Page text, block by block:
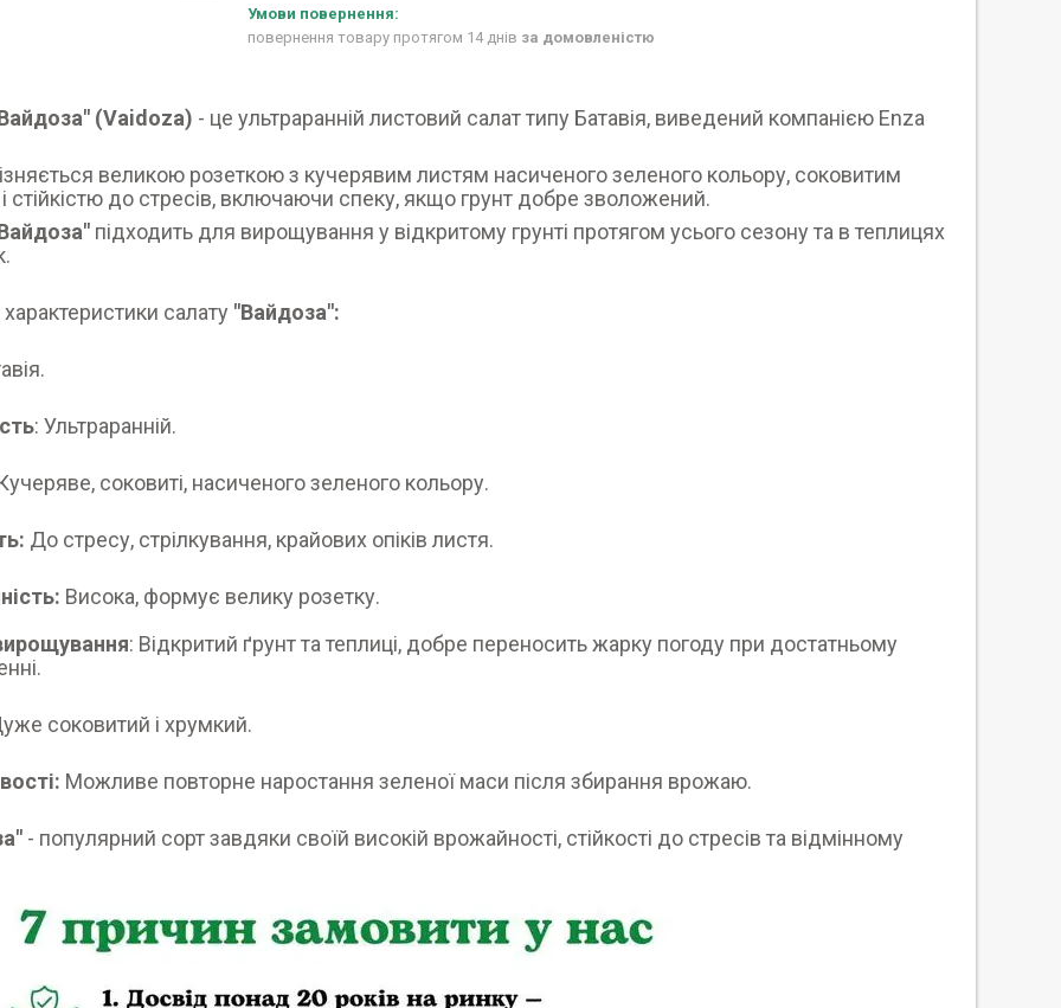
повернення товару протягом 14 днів за домовленістю
(Vaidoza) - це ультраранній листовий салат типу Батавія, виведений компанією Enza
великою розеткою з кучерявим листям насиченого зеленого кольору, соковитим
стійкістю до стресів, включаючи спеку, якщо грунт добре зволожений.
підходить для вирощування у відкритому грунті протягом усього сезону та в теплицях
салату "Вайдоза":
: Ультраранній.
соковиті, насиченого зеленого кольору.
До стресу, стрілкування, крайових опіків листя.
Висока, формує велику розетку.
: Відкритий ґрунт та теплиці, добре переносить жарку погоду при достатньому
соковитий і хрумкий.
Можливе повторне наростання зеленої маси після збирання врожаю.
- популярний сорт завдяки своїй високій врожайності, стійкості до стресів та відмінному